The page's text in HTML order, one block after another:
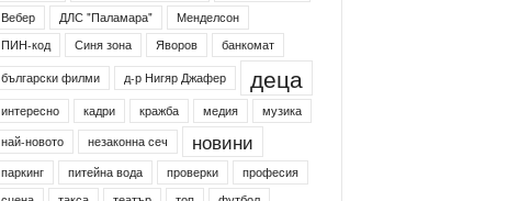
Вебер
ДЛС "Паламара"
Менделсон
ПИН-код
Синя зона Яворов
банкомат
български филми
д-р Нигяр Джафер деца
интересно кадри кражба медия
музика
най-новото
незаконна сеч новини
паркинг питейна вода проверки
професия